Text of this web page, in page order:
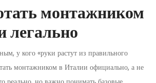
монтажником
легально
у кого «руки растут из правильного
монтажником в Италии официально, а не